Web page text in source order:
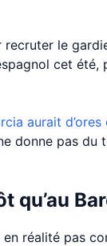
le
cet été,
aurait
donne pas du
qu’au
réalité pas